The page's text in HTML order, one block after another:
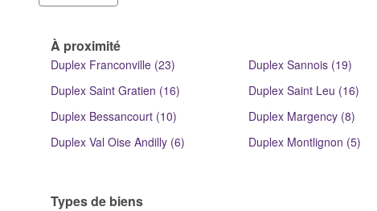
À proximité
Duplex Franconville (23) Duplex Sannois (19)
Duplex Saint Gratien (16)
Duplex Saint Leu (16)
Duplex Bessancourt (10)
Duplex Margency (8)
Duplex Val Oise Andilly (6)
Duplex Montlignon (5)
Types de biens